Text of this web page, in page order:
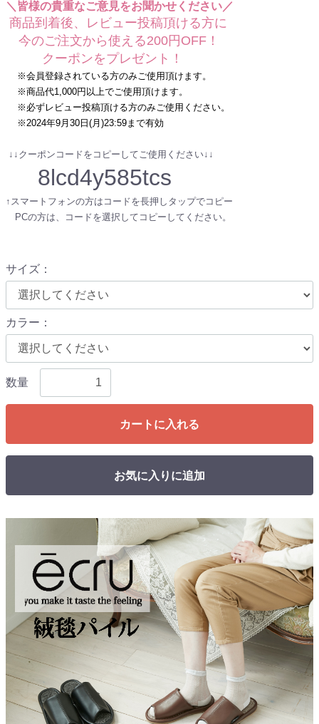
＼皆様の貴重なご意見をお聞かせください／
商品到着後、レビュー投稿頂ける方に
今のご注文から使える200円OFF！
クーポンをプレゼント！
※会員登録されている方のみご使用頂けます。
※商品代1,000円以上でご使用頂けます。
※必ずレビュー投稿頂ける方のみご使用ください。
※2024年9月30日(月)23:59まで有効
↓↓クーポンコードをコピーしてご使用ください↓↓
8lcd4y585tcs
↑スマートフォンの方はコードを長押しタップでコピー
PCの方は、コードを選択してコピーしてください。
サイズ ：
カラー ：
数量
カートに入れる
お気に入りに追加